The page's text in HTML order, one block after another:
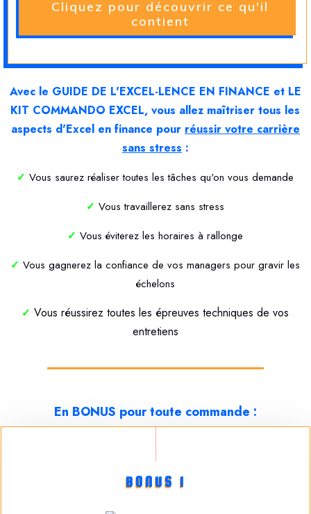
Cliquez pour découvrir ce qu'il
contient
Avec le GUIDE DE L'EXCEL-LENCE EN FINANCE et LE
KIT COMMANDO EXCEL, vous allez maîtriser tous les
aspects d'Excel en finance pour réussir votre carrière
sans stress :
✓ Vous saurez réaliser toutes les tâches qu'on vous demande
✓ Vous travaillerez sans stress
✓ Vous éviterez les horaires à rallonge
✓ Vous gagnerez la confiance de vos managers pour gravir les
échelons
✓ Vous réussirez toutes les épreuves techniques de vos
entretiens
En BONUS pour toute commande :
BONUS 1